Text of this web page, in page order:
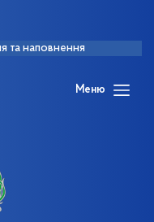
та наповнення
Меню